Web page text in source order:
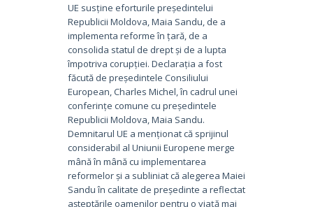
UE susține eforturile președintelui
Republicii Moldova, Maia Sandu, de a
implementa reforme în țară, de a
consolida statul de drept și de a lupta
împotriva corupției. Declarația a fost
făcută de președintele Consiliului
European, Charles Michel, în cadrul unei
conferințe comune cu președintele
Republicii Moldova, Maia Sandu.
Demnitarul UE a menționat că sprijinul
considerabil al Uniunii Europene merge
mână în mână cu implementarea
reformelor și a subliniat că alegerea Maiei
Sandu în calitate de președinte a reflectat
așteptările oamenilor pentru o viață mai